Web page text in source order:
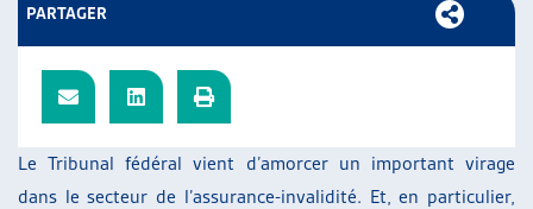
VEILLE
THÉMATIQUES
ARTIAS
Le Tribunal fédéral vient d’amorcer un important virage
dans le secteur de l’assurance-invalidité. Et, en particulier,
PARTAGER